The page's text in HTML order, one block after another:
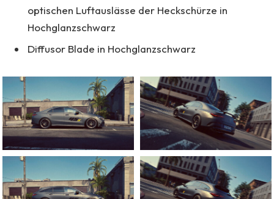
optischen Luftauslässe der Heckschürze in
Hochglanzschwarz
Diffusor Blade in Hochglanzschwarz